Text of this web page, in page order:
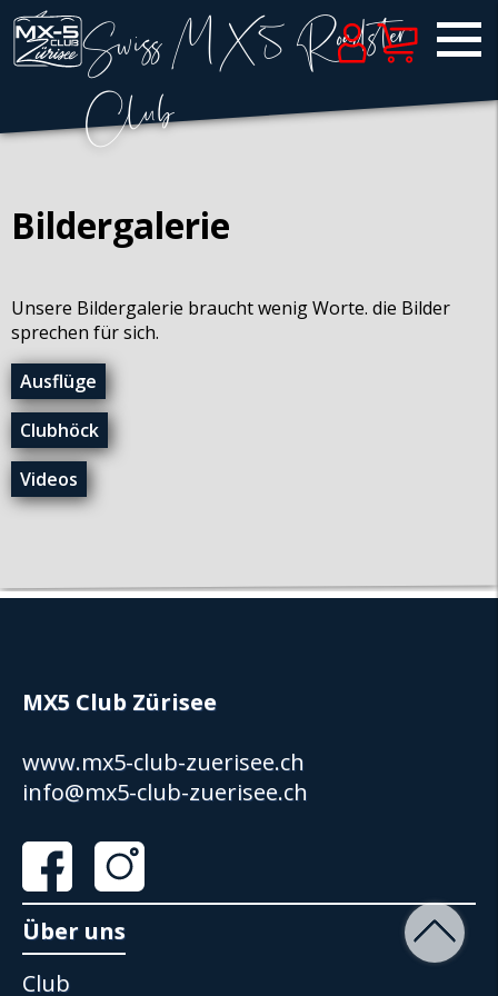
Bildergalerie
Unsere Bildergalerie braucht wenig Worte. die Bilder
sprechen für sich.
Ausflüge
Clubhöck
Videos
MX5 Club Zürisee
www.mx5-club-zuerisee.ch
info@mx5-club-zuerisee.ch
Über uns
Club